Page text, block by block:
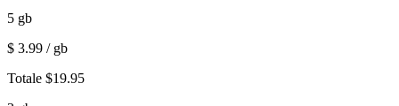
5 gb
$ 3.99 / gb
Totale $19.95